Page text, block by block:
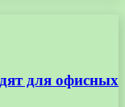
для офисных